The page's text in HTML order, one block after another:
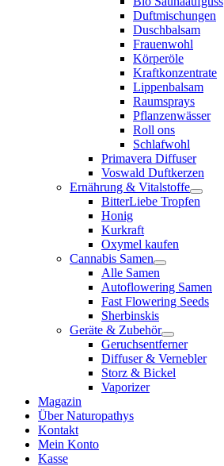
Duftmischungen
Duschbalsam
Frauenwohl
Körperöle
Kraftkonzentrate
Lippenbalsam
Raumsprays
Pflanzenwässer
Roll ons
Schlafwohl
Primavera Diffuser
Voswald Duftkerzen
Ernährung & Vitalstoffe
BitterLiebe Tropfen
Honig
Kurkraft
Oxymel kaufen
Cannabis Samen
Alle Samen
Autoflowering Samen
Fast Flowering Seeds
Sherbinskis
Geräte & Zubehör
Geruchsentferner
Diffuser & Vernebler
Storz & Bickel
Vaporizer
Magazin
Über Naturopathys
Kontakt
Mein Konto
Kasse